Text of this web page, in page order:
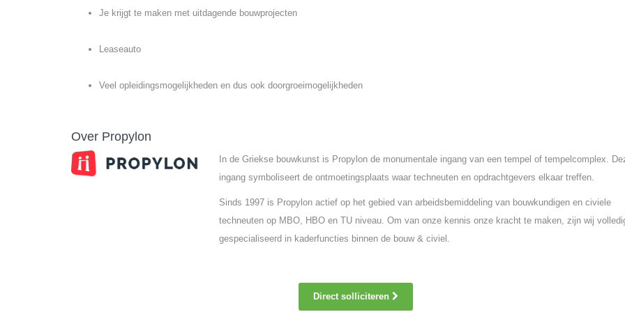
Je krijgt te maken met uitdagende bouwprojecten
Leaseauto
Veel opleidingsmogelijkheden en dus ook doorgroeimogelijkheden
Over Propylon
In de Griekse bouwkunst is Propylon de monumentale ingang van een tempel of tempelcomplex.
ingang symboliseert de ontmoetingsplaats waar techneuten en opdrachtgevers elkaar treffen.
Sinds 1997 is Propylon actief op het gebied van arbeidsbemiddeling van bouwkundigen en civiele
techneuten op MBO, HBO en TU niveau. Om van onze kennis onze kracht te maken, zijn wij
gespecialiseerd in kaderfuncties binnen de bouw & civiel.
Direct solliciteren